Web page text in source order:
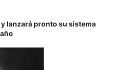
lanzará pronto su sistema